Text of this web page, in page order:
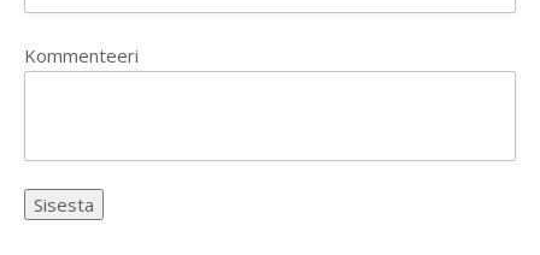
Kommenteeri